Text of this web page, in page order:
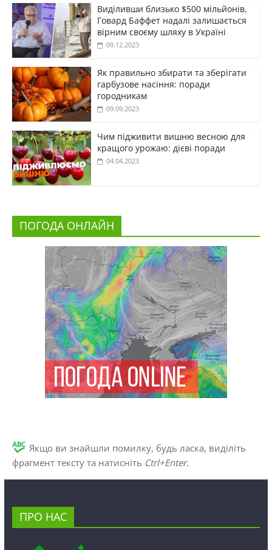
Виділивши близько $500 мільйонів,
Говард Баффет надалі залишається
вірним своєму шляху в Україні
09.12.2023
Як правильно збирати та зберігати
гарбузове насіння: поради
городникам
09.09.2023
Чим підживити вишню весною для
кращого урожаю: дієві поради
04.04.2023
ПОГОДА ОНЛАЙН
Якщо ви знайшли помилку, будь ласка, виділіть
фрагмент тексту та натисніть Ctrl+Enter.
ПРО НАС